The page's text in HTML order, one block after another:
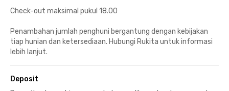
Check-out maksimal pukul 18.00
Penambahan jumlah penghuni bergantung dengan kebijakan
tiap hunian dan ketersediaan. Hubungi Rukita untuk informasi
lebih lanjut.
Deposit